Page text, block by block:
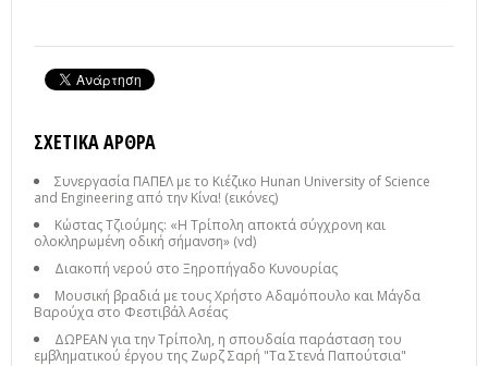
ΣΧΕΤΙΚΆ ΆΡΘΡΑ
Συνεργασία ΠΑΠΕΛ με το Κιέζικο Hunan University of Science
and Engineering από την Κίνα! (εικόνες)
Κώστας Τζιούμης: «Η Τρίπολη αποκτά σύγχρονη και
ολοκληρωμένη οδική σήμανση» (vd)
Διακοπή νερού στο Ξηροπήγαδο Κυνουρίας
Μουσική βραδιά με τους Χρήστο Αδαμόπουλο και Μάγδα
Βαρούχα στο Φεστιβάλ Ασέας
ΔΩΡΕΑΝ για την Τρίπολη, η σπουδαία παράσταση του
εμβληματικού έργου της Ζωρζ Σαρή "Τα Στενά Παπούτσια"